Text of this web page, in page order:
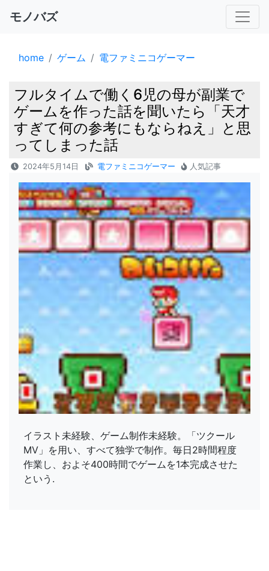
モノバズ
home ゲーム 電ファミニコゲーマー
フルタイムで働く6児の母が副業で
ゲームを作った話を聞いたら「天才
すぎて何の参考にもならねえ」と思
ってしまった話
2024年5月14日 電ファミニコゲーマー 人気記事
イラスト未経験、ゲーム制作未経験。「ツクール
MV」を用い、すべて独学で制作。毎日2時間程度
作業し、およそ400時間でゲームを1本完成させた
という.